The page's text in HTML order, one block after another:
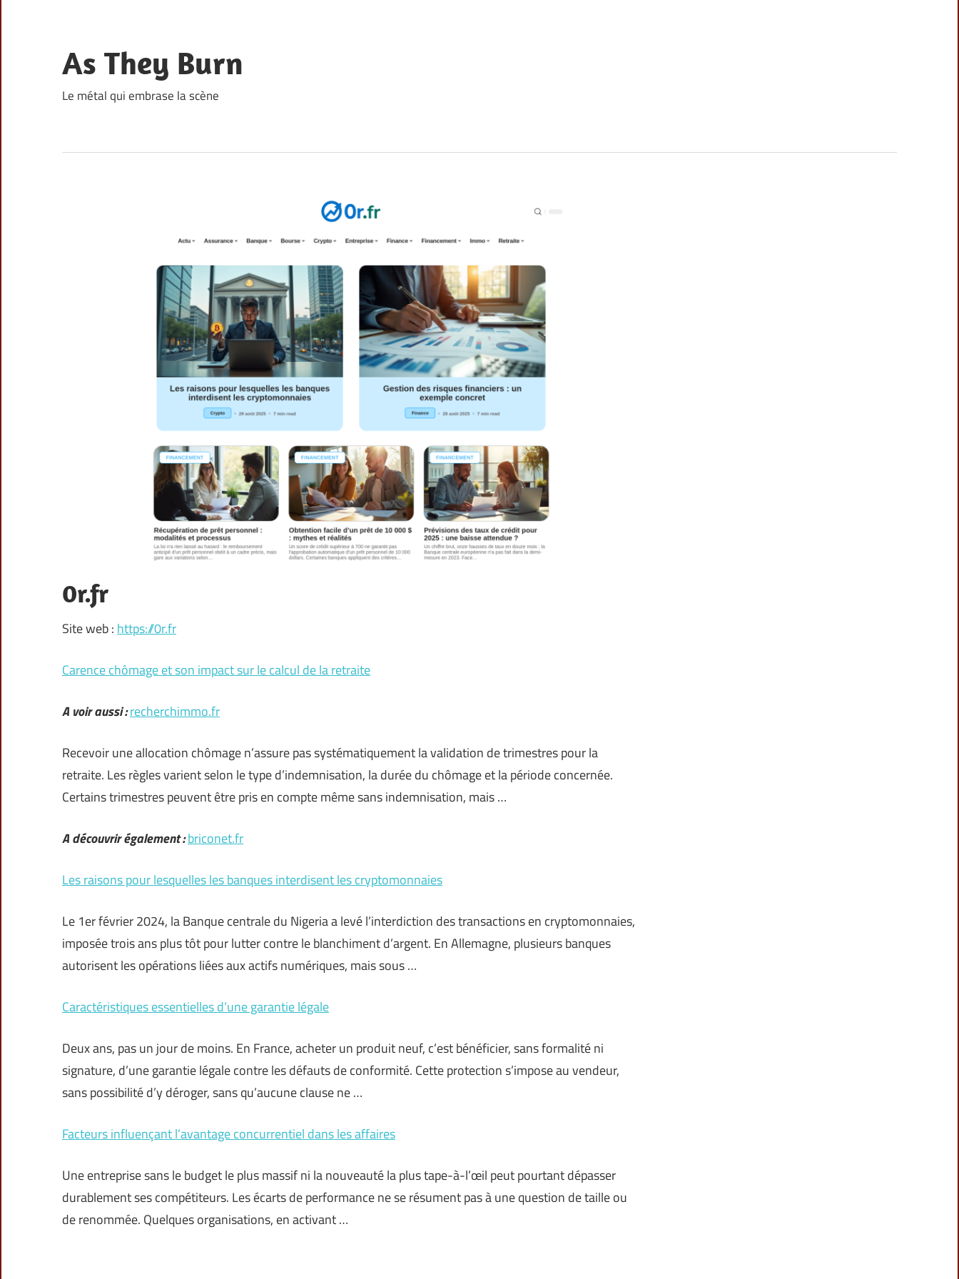
content
As They Burn
Le métal qui embrase la scène
0r.fr
Site web : https://0r.fr
Carence chômage et son impact sur le calcul de la retraite
A voir aussi :recherchimmo.fr
Recevoir une allocation chômage n’assure pas systématiquement la validation de trimestres pour la
retraite. Les règles varient selon le type d’indemnisation, la durée du chômage et la période concernée.
Certains trimestres peuvent être pris en compte même sans indemnisation, mais …
A découvrir également :briconet.fr
Les raisons pour lesquelles les banques interdisent les cryptomonnaies
Le 1er février 2024, la Banque centrale du Nigeria a levé l’interdiction des transactions en cryptomonnaies,
imposée trois ans plus tôt pour lutter contre le blanchiment d’argent. En Allemagne, plusieurs banques
autorisent les opérations liées aux actifs numériques, mais sous …
Caractéristiques essentielles d’une garantie légale
Deux ans, pas un jour de moins. En France, acheter un produit neuf, c’est bénéficier, sans formalité ni
signature, d’une garantie légale contre les défauts de conformité. Cette protection s’impose au vendeur,
sans possibilité d’y déroger, sans qu’aucune clause ne …
Facteurs influençant l’avantage concurrentiel dans les affaires
Une entreprise sans le budget le plus massif ni la nouveauté la plus tape-à-l’œil peut pourtant dépasser
durablement ses compétiteurs. Les écarts de performance ne se résument pas à une question de taille ou
de renommée. Quelques organisations, en activant …